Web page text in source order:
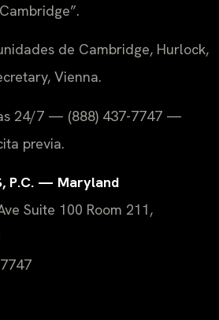
de Cambridge, Hurlock,
Vienna.
24/7 — (888) 437-7747 —
previa.
P.C. — Maryland
Suite 100 Room 211,